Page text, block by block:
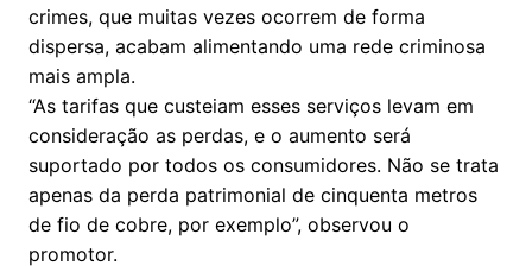
crimes, que muitas vezes ocorrem de forma
dispersa, acabam alimentando uma rede criminosa
mais ampla.
“As tarifas que custeiam esses serviços levam em
consideração as perdas, e o aumento será
suportado por todos os consumidores. Não se trata
apenas da perda patrimonial de cinquenta metros
de fio de cobre, por exemplo”, observou o
promotor.